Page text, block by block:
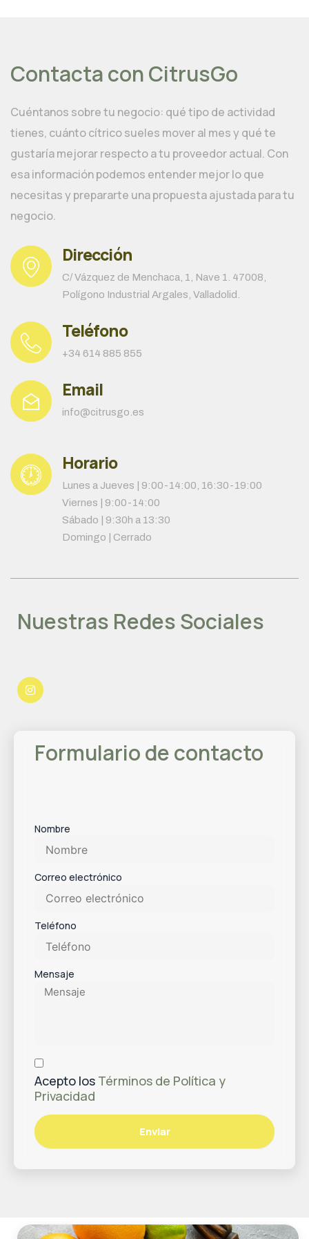
Contacta con CitrusGo
Cuéntanos sobre tu negocio: qué tipo de actividad
tienes, cuánto cítrico sueles mover al mes y qué te
gustaría mejorar respecto a tu proveedor actual. Con
esa información podemos entender mejor lo que
necesitas y prepararte una propuesta ajustada para tu
negocio.
Dirección
C/ Vázquez de Menchaca, 1, Nave 1. 47008,
Polígono Industrial Argales, Valladolid.
Teléfono
+34 614 885 855
Email
info@citrusgo.es
Horario
Lunes a Jueves | 9:00-14:00, 16:30-19:00
Viernes | 9:00-14:00
Sábado | 9:30h a 13:30
Domingo | Cerrado
Nuestras Redes Sociales
n
s
t
m
Formulario de contacto
Nombre
Correo electrónico
Teléfono
Mensaje
Acepto los Términos de Política y
Privacidad
Enviar